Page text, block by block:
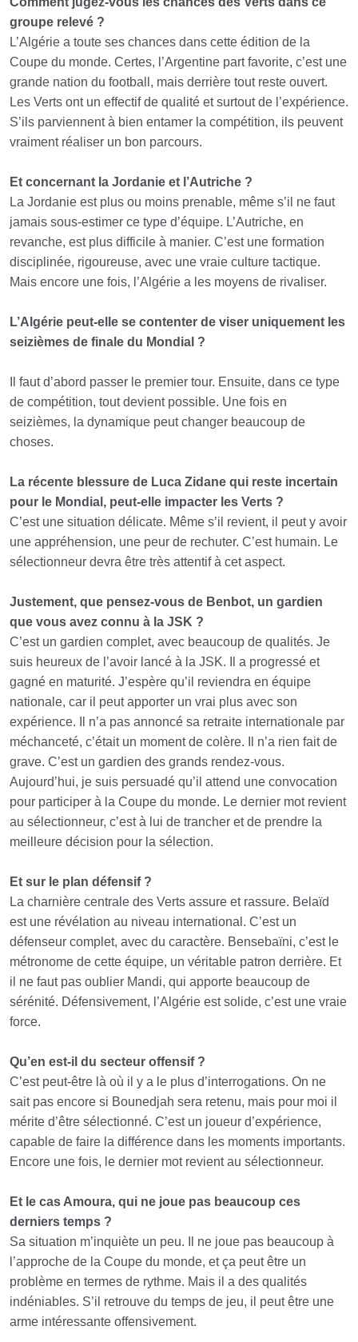
groupe relevé ?
L’Algérie a toute ses chances dans cette édition de la
Coupe du monde. Certes, l’Argentine part favorite, c’est une
grande nation du football, mais derrière tout reste ouvert.
Les Verts ont un effectif de qualité et surtout de l’expérience.
S’ils parviennent à bien entamer la compétition, ils peuvent
vraiment réaliser un bon parcours.
Et concernant la Jordanie et l’Autriche ?
La Jordanie est plus ou moins prenable, même s’il ne faut
jamais sous-estimer ce type d’équipe. L’Autriche, en
revanche, est plus difficile à manier. C’est une formation
disciplinée, rigoureuse, avec une vraie culture tactique.
Mais encore une fois, l’Algérie a les moyens de rivaliser.
L’Algérie peut-elle se contenter de viser uniquement les
seizièmes de finale du Mondial ?
Il faut d’abord passer le premier tour. Ensuite, dans ce type
de compétition, tout devient possible. Une fois en
seizièmes, la dynamique peut changer beaucoup de
choses.
La récente blessure de Luca Zidane qui reste incertain
pour le Mondial, peut-elle impacter les Verts ?
C’est une situation délicate. Même s’il revient, il peut y avoir
une appréhension, une peur de rechuter. C’est humain. Le
sélectionneur devra être très attentif à cet aspect.
Justement, que pensez-vous de Benbot, un gardien
que vous avez connu à la JSK ?
C’est un gardien complet, avec beaucoup de qualités. Je
suis heureux de l’avoir lancé à la JSK. Il a progressé et
gagné en maturité. J’espère qu’il reviendra en équipe
nationale, car il peut apporter un vrai plus avec son
expérience. Il n’a pas annoncé sa retraite internationale par
méchanceté, c’était un moment de colère. Il n’a rien fait de
grave. C’est un gardien des grands rendez-vous.
Aujourd’hui, je suis persuadé qu’il attend une convocation
pour participer à la Coupe du monde. Le dernier mot revient
au sélectionneur, c’est à lui de trancher et de prendre la
meilleure décision pour la sélection.
Et sur le plan défensif ?
La charnière centrale des Verts assure et rassure. Belaïd
est une révélation au niveau international. C’est un
défenseur complet, avec du caractère. Bensebaïni, c’est le
métronome de cette équipe, un véritable patron derrière. Et
il ne faut pas oublier Mandi, qui apporte beaucoup de
sérénité. Défensivement, l’Algérie est solide, c’est une vraie
force.
Qu’en est-il du secteur offensif ?
C’est peut-être là où il y a le plus d’interrogations. On ne
sait pas encore si Bounedjah sera retenu, mais pour moi il
mérite d’être sélectionné. C’est un joueur d’expérience,
capable de faire la différence dans les moments importants.
Encore une fois, le dernier mot revient au sélectionneur.
Et le cas Amoura, qui ne joue pas beaucoup ces
derniers temps ?
Sa situation m’inquiète un peu. Il ne joue pas beaucoup à
l’approche de la Coupe du monde, et ça peut être un
problème en termes de rythme. Mais il a des qualités
indéniables. S’il retrouve du temps de jeu, il peut être une
arme intéressante offensivement.